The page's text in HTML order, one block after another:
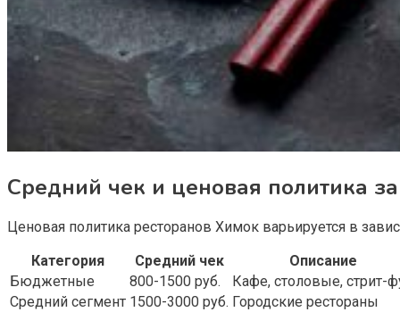
Средний чек и ценовая политика
Ценовая политика ресторанов Химок варьируется в
Категория
Средний чек
Описание
Бюджетные
800-1500 руб.
Кафе, столовые, стрит-
Средний сегмент 1500-3000 руб. Городские рестораны